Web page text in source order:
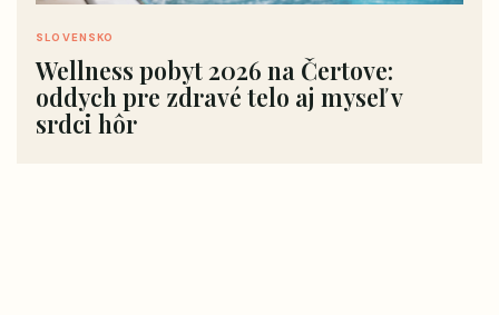
SLOVENSKO
Wellness pobyt 2026 na Čertove:
oddych pre zdravé telo aj myseľ v
srdci hôr